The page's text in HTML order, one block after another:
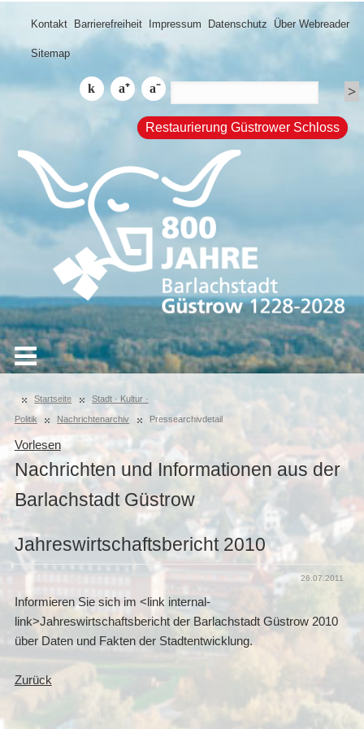
Kontakt Barrierefreiheit Impressum Datenschutz Über Webreader
Sitemap
Restaurierung Güstrower Schloss
Startseite Stadt · Kultur ·
Politik Nachrichtenarchiv Pressearchivdetail
Vorlesen
Nachrichten und Informationen aus der
Barlachstadt Güstrow
Jahreswirtschaftsbericht 2010
26.07.2011
Informieren Sie sich im <link internal-
link>Jahreswirtschaftsbericht der Barlachstadt Güstrow 2010
über Daten und Fakten der Stadtentwicklung.
Zurück